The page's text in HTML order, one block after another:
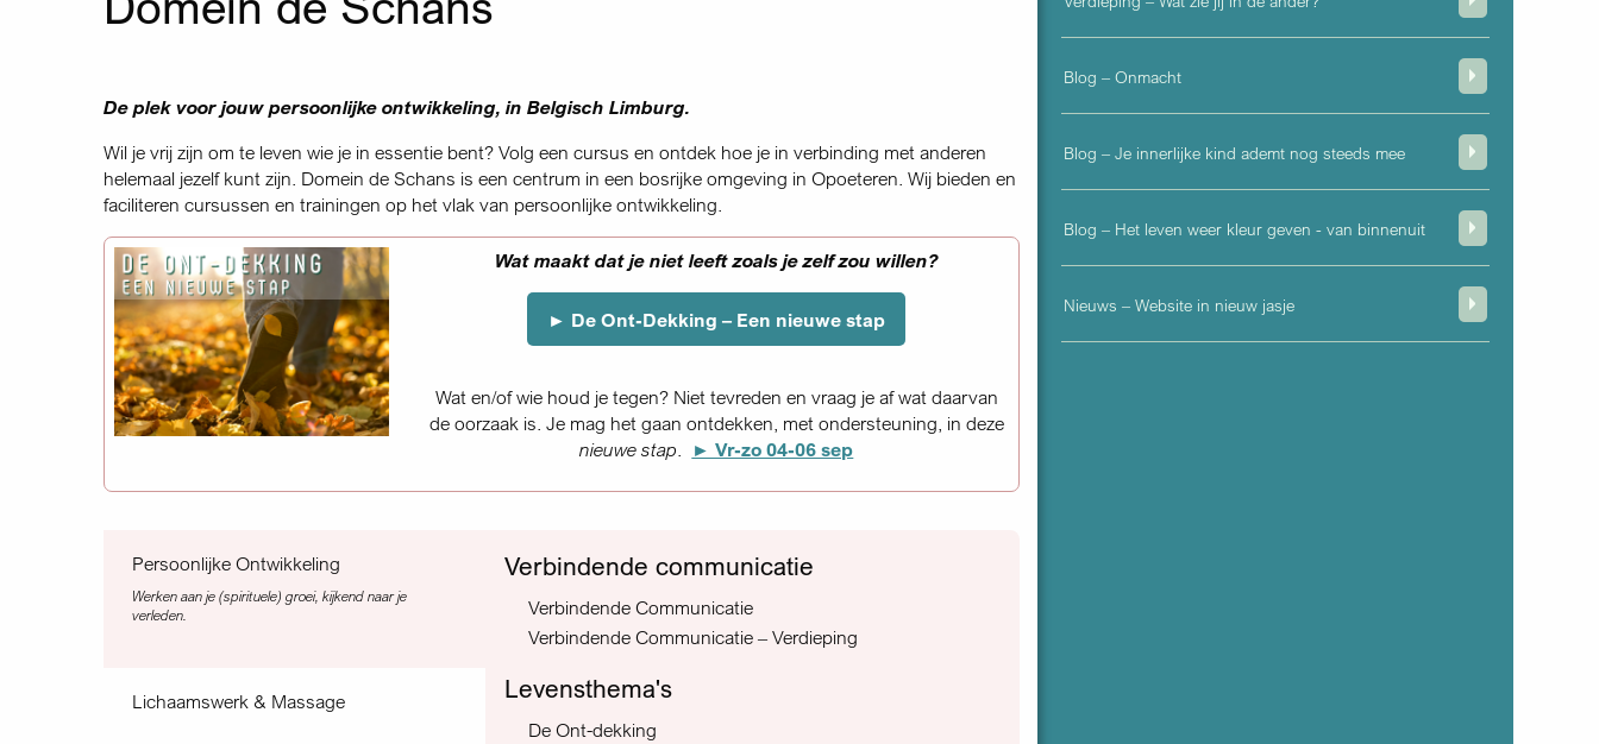
De plek voor jouw persoonlijke ontwikkeling, in Belgisch Limburg.
Wil je vrij zijn om te leven wie je in essentie bent? Volg een cursus en ontdek hoe je in verbinding met anderen
helemaal jezelf kunt zijn. Domein de Schans is een centrum in een bosrijke omgeving in Opoeteren. Wij bieden en
faciliteren cursussen en trainingen op het vlak van persoonlijke ontwikkeling.
leeft zoals je zelf zou willen?
– Een nieuwe stap
Niet tevreden en vraag je af wat daarvan
ontdekken, met ondersteuning, in deze
Jouw eerste stap begint bij de 'basis'.
Emotioneel Lichaamswerk – Jouw eerste stap
vr-zo 18-20 sep
en lichamelijk welbevinden?
Meer over lichaamswerk, andere data en aanmelden
Persoonlijke Ontwikkeling
Werken aan je (spirituele) groei, kijkend naar je
verleden.
Lichaamswerk & Massage
Verbindende communicatie
Verbindende Communicatie
Verbindende Communicatie – Verdieping
Levensthema's
De Ont-dekking
Blog – Onmacht
Blog – Je innerlijke kind ademt nog steeds mee
Blog – Het leven weer kleur geven - van binnenuit
Nieuws – Website in nieuw jasje